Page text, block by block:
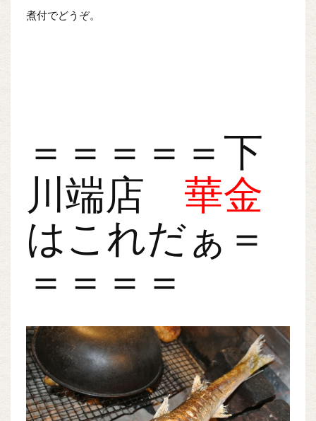
煮付でどうぞ。
＝＝＝＝＝下
川端店 華金
はこれだぁ＝
＝＝＝＝